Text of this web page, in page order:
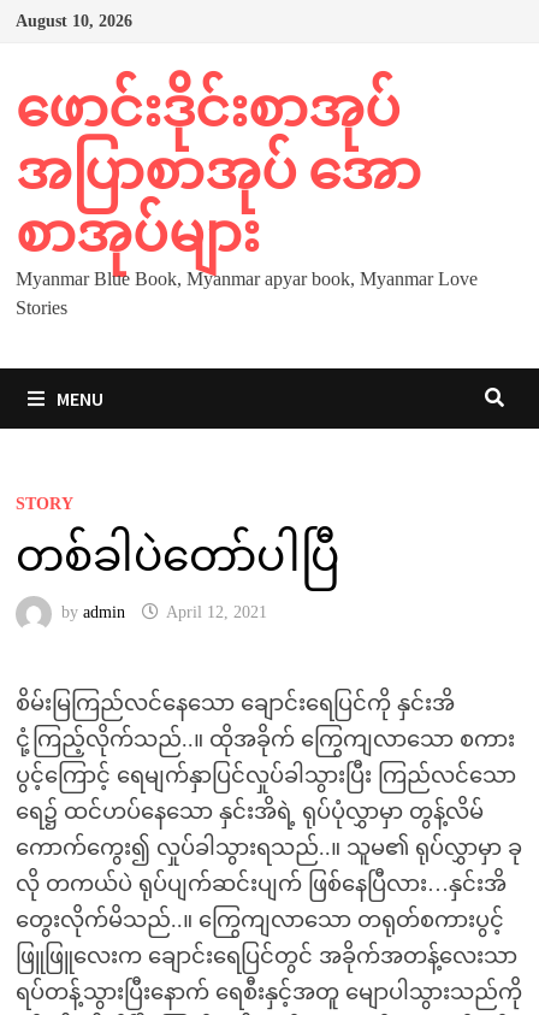
Skip
August 10, 2026
ဖောင်းဒိုင်းစာအုပ်
အပြာစာအုပ် အော
စာအုပ်များ
Myanmar Blue Book, Myanmar apyar book, Myanmar Love
Stories
MENU
STORY
တစ်ခါပဲတော်ပါပြီ
by admin April 12, 2021
စိမ်းမြကြည်လင်နေသော ချောင်းရေပြင်ကို နှင်းအိ
ငုံ့ကြည့်လိုက်သည်..။ ထိုအခိုက် ကြွေကျလာသော စကား
ပွင့်ကြောင့် ရေမျက်နှာပြင်လှုပ်ခါသွားပြီး ကြည်လင်သော
ရေ၌ ထင်ဟပ်နေသော နှင်းအိရဲ့ ရုပ်ပုံလွှာမှာ တွန့်လိမ်
ကောက်ကွေး၍ လှုပ်ခါသွားရသည်..။ သူမ၏ ရုပ်လွှာမှာ ခု
လို တကယ်ပဲ ရုပ်ပျက်ဆင်းပျက် ဖြစ်နေပြီလား…နှင်းအိ
တွေးလိုက်မိသည်..။ ကြွေကျလာသော တရုတ်စကားပွင့်
ဖြူဖြူလေးက ချောင်းရေပြင်တွင် အခိုက်အတန့်လေးသာ
ရပ်တန့်သွားပြီးနောက် ရေစီးနှင့်အတူ မျောပါသွားသည်ကို